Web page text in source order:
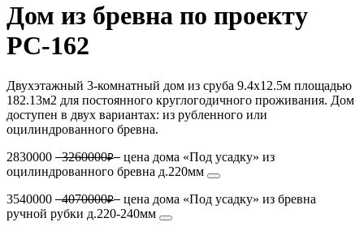
Дом из бревна по проекту
РС-162
Двухэтажный 3-комнатный дом из сруба 9.4х12.5м площадью
182.13м2 для постоянного круглогодичного проживания. Дом
доступен в двух вариантах: из рубленного или
оцилиндрованного бревна.
2830000 3260000₽
цена дома «Под усадку» из
оцилиндрованного бревна д.220мм
3540000 4070000₽
цена дома «Под усадку» из бревна
ручной рубки д.220-240мм